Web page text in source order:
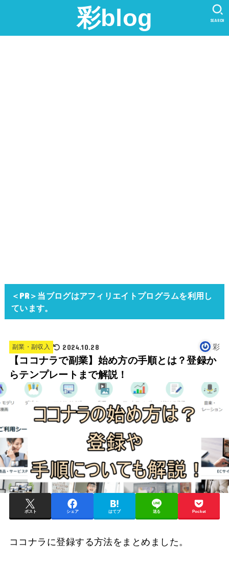
彩blog SEARCH
＜PR＞当ブログはアフィリエイトプログラムを利用し
ています。
副業・副収入 2024.10.28 彩
【ココナラで副業】始め方の手順とは？登録か
らテンプレートまで解説！
ポスト シェア はてブ 送る Pocket
ココナラに登録する方法をまとめました。